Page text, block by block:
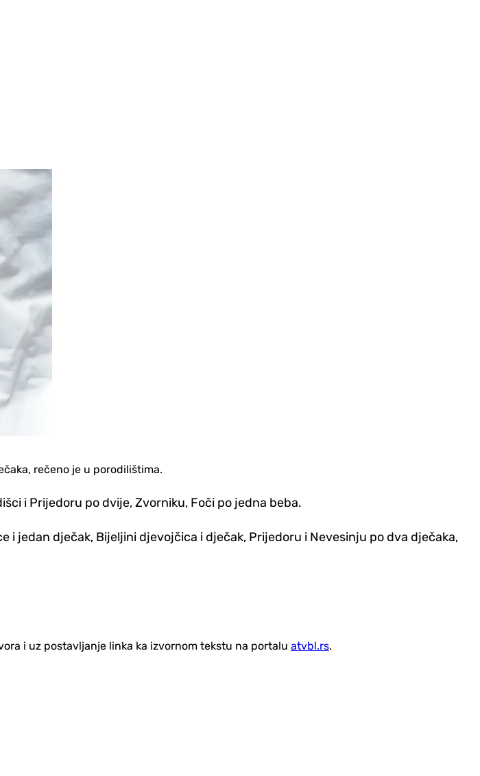
rečeno je u porodilištima.
i Prijedoru po dvije, Zvorniku, Foči po jedna beba.
jedan dječak, Bijeljini djevojčica i dječak, Prijedoru i Nevesinju po dva dječaka,
i uz postavljanje linka ka izvornom tekstu na portalu atvbl.rs.